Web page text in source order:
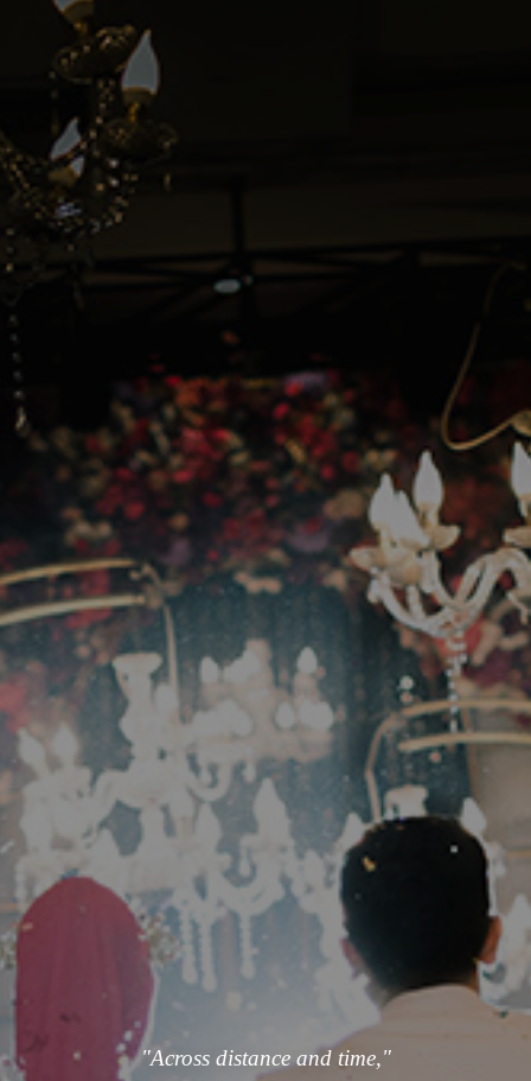
"every story finds its way."